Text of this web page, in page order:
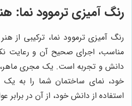
رنگ آمیزی ترموود نما:
رنگ آمیزی ترموود نما، ترکیبی از
مناسب، اجرای صحیح آن و رعایت
دانش و تجربه است. یک مجری ماهر،
خود، نمای ساختمان شما را به یک
استفاده از دانش خود، از آن در